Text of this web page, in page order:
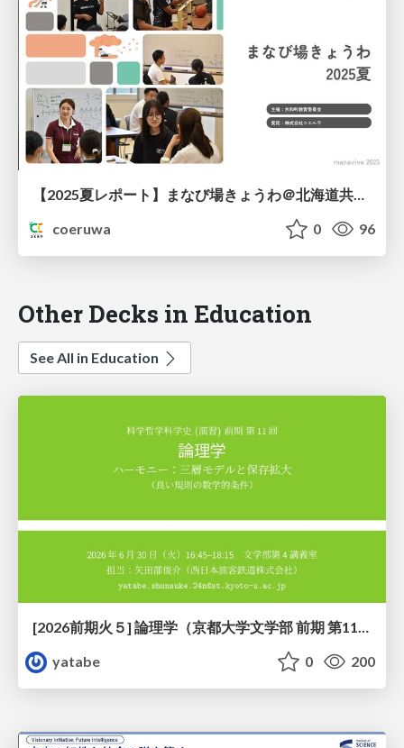
【2025夏レポート】まなび場きょうわ＠北海道共和町
coeruwa
0 96
Other Decks in Education
See All in Education
yatabe
0 200